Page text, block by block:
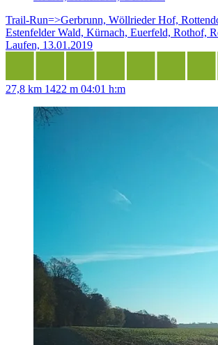
Trail-Run=>Gerbrunn, Wöllrieder Hof,
Estenfelder Wald, Kürnach, Euerfeld, Rothof,
Laufen, 13.01.2019
27,8 km 1422 m 04:01 h:m